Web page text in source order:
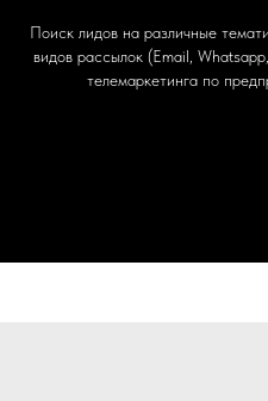
Поиск лидов на различные
видов рассылок (Email,
телемаркетинга по